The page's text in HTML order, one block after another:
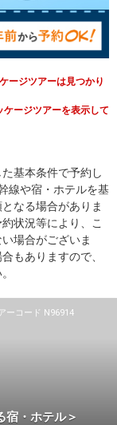
ージツアーは見つかり
ケージツアーを表示して
基本条件で予約し
線や宿・ホテルを基
なる場合がありま
状況等により、こ
場合がございま
もありますので、
ーコード N96914
・ホテル＞